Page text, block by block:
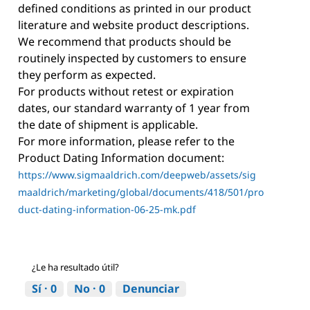
defined conditions as printed in our product
literature and website product descriptions.
We recommend that products should be
routinely inspected by customers to ensure
they perform as expected.
For products without retest or expiration
dates, our standard warranty of 1 year from
the date of shipment is applicable.
For more information, please refer to the
Product Dating Information document:
https://www.sigmaaldrich.com/deepweb/assets/sig
maaldrich/marketing/global/documents/418/501/pro
duct-dating-information-06-25-mk.pdf
¿Le ha resultado útil?
Sí · 0 No · 0 Denunciar